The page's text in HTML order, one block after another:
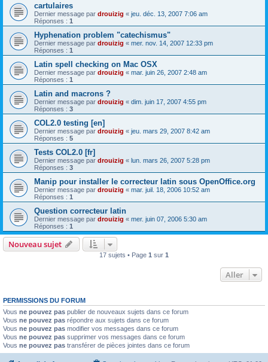
cartulaires
Dernier message par drouizig « jeu. déc. 13, 2007 7:06 am
Réponses : 1
Hyphenation problem "catechismus"
Dernier message par drouizig « mer. nov. 14, 2007 12:33 pm
Réponses : 1
Latin spell checking on Mac OSX
Dernier message par drouizig « mar. juin 26, 2007 2:48 am
Réponses : 1
Latin and macrons ?
Dernier message par drouizig « dim. juin 17, 2007 4:55 pm
Réponses : 3
COL2.0 testing [en]
Dernier message par drouizig « jeu. mars 29, 2007 8:42 am
Réponses : 5
Tests COL2.0 [fr]
Dernier message par drouizig « lun. mars 26, 2007 5:28 pm
Réponses : 3
Manip pour installer le correcteur latin sous OpenOffice.org
Dernier message par drouizig « mar. juil. 18, 2006 10:52 am
Réponses : 1
Question correcteur latin
Dernier message par drouizig « mer. juin 07, 2006 5:30 am
Réponses : 1
Nouveau sujet
17 sujets • Page 1 sur 1
Aller
PERMISSIONS DU FORUM
Vous ne pouvez pas publier de nouveaux sujets dans ce forum
Vous ne pouvez pas répondre aux sujets dans ce forum
Vous ne pouvez pas modifier vos messages dans ce forum
Vous ne pouvez pas supprimer vos messages dans ce forum
Vous ne pouvez pas transférer de pièces jointes dans ce forum